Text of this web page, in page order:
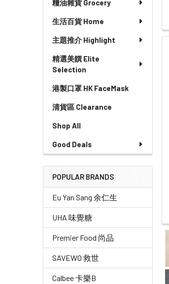
糧油雜貨 Grocery
生活百貨 Home
主題推介 Highlight
精選美饌 Elite
Selection
港製口罩 HK FaceMask
清貨區 Clearance
Shop All
Good Deals
POPULAR BRANDS
Eu Yan Sang 余仁生
UHA 味覺糖
Premier Food 尚品
SAVEWO 救世
Calbee 卡樂B